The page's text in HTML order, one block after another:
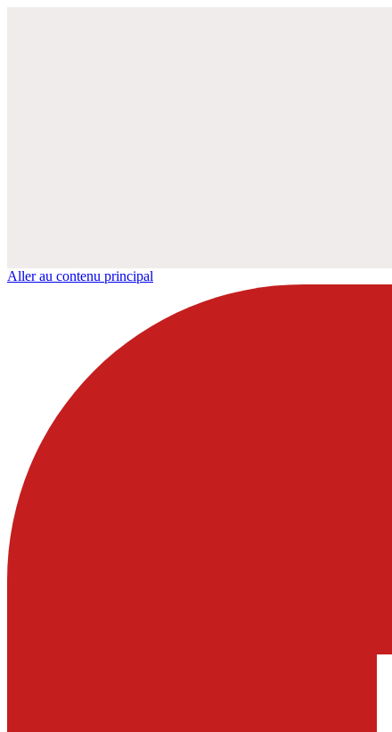
Aller au contenu principal